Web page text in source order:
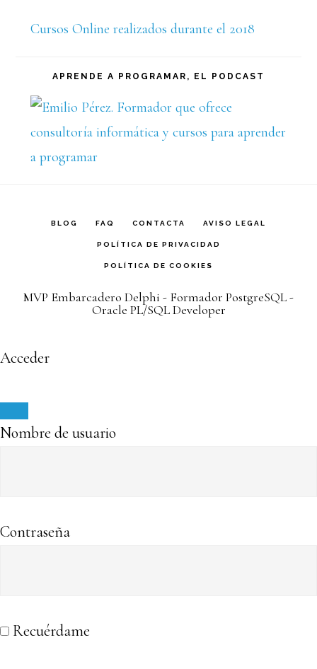
Cursos Online realizados durante el 2018
APRENDE A PROGRAMAR, EL PODCAST
BLOG FAQ CONTACTA AVISO LEGAL
POLÍTICA DE PRIVACIDAD
POLÍTICA DE COOKIES
MVP Embarcadero Delphi - Formador PostgreSQL -
Oracle PL/SQL Developer
Acceder
Nombre de usuario
Contraseña
Recuérdame